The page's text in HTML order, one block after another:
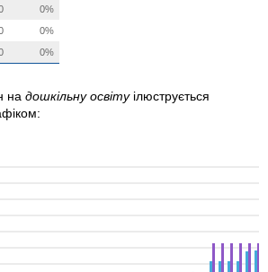
0%
0%
0%
на дошкільну освітуілюструється